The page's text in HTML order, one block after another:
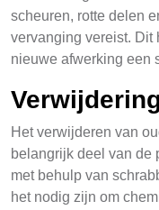
scheuren, rotte delen
vervanging vereist. Dit
nieuwe afwerking een
Het verwijderen van
belangrijk deel van de
met behulp van
het nodig zijn om